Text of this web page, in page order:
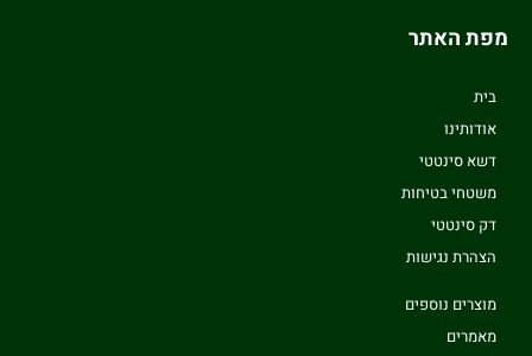
מפת האתר
בית
אודותינו
דשא סינטטי
משטחי בטיחות
דק סינטטי
הצהרת נגישות
מוצרים נוספים
מאמרים